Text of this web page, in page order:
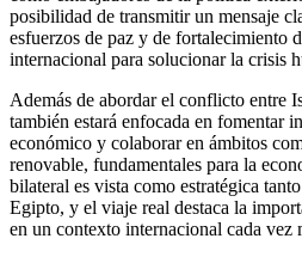
posibilidad de transmitir un mensaje
esfuerzos de paz y de fortalecimiento
internacional para solucionar la crisis
Además de abordar el conflicto entre
también estará enfocada en fomentar
económico y colaborar en ámbitos
renovable, fundamentales para la
bilateral es vista como estratégica
Egipto, y el viaje real destaca la
en un contexto internacional cada vez